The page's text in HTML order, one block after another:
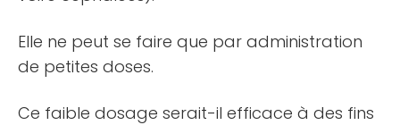
Elle ne peut se faire que par administration
de petites doses.
Ce faible dosage serait-il efficace à des fins